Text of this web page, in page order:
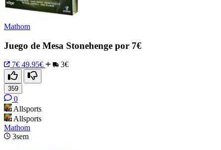
Mathom
Juego de Mesa Stonehenge por 7€
7€ 49.95€ 3€
359
0
Allsports
Allsports
Mathom
3sem